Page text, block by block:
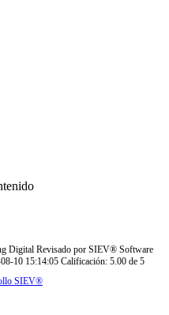
Digital Revisado por SIEV® Software
10 15:14:05 Calificación: 5.00 de 5
SIEV®